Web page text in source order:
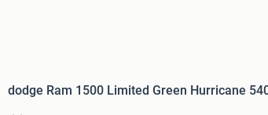
dodge Ram 1500 Limited Green Hurricane